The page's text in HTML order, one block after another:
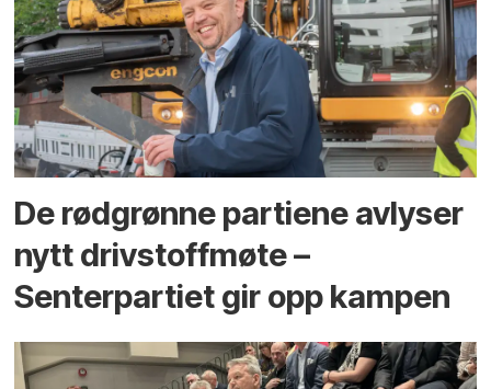
De rødgrønne partiene avlyser
nytt drivstoffmøte –
Senterpartiet gir opp kampen